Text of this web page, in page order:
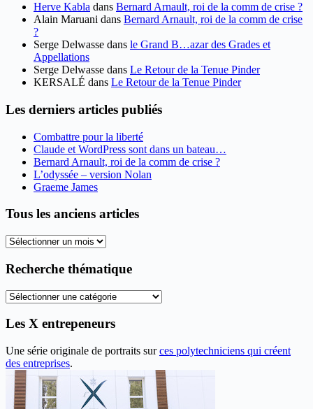
Herve Kabla dans Bernard Arnault, roi de la comm de crise ?
Alain Maruani dans Bernard Arnault, roi de la comm de crise
?
Serge Delwasse dans le Grand B…azar des Grades et
Appellations
Serge Delwasse dans Le Retour de la Tenue Pinder
KERSALÉ dans Le Retour de la Tenue Pinder
Les derniers articles publiés
Combattre pour la liberté
Claude et WordPress sont dans un bateau…
Bernard Arnault, roi de la comm de crise ?
L’odyssée – version Nolan
Graeme James
Tous les anciens articles
Tous
anciens
Recherche thématique
Recherche
Les X entrepeneurs
Une série originale de portraits surces polytechniciens qui créent
des entreprises.